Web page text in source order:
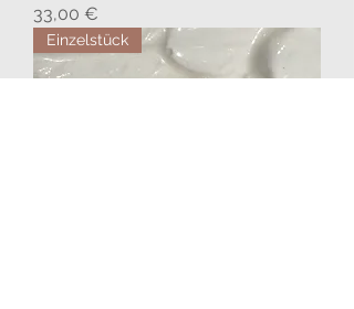
Preis
33,00 €
Einzelstück